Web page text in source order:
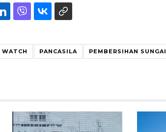
WATCH PANCASILA PEMBERSIHAN SUNGAI